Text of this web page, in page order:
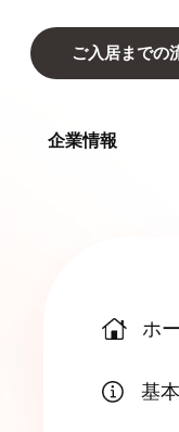
ご入居までの
企業情報
ホ
基